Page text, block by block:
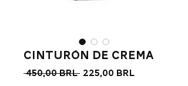
Cinturón de crema
450,00 BRL Precio
225,00 BRLPrecio